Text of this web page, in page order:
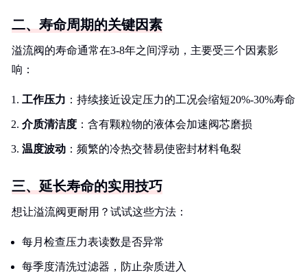
二、寿命周期的关键因素
溢流阀的寿命通常在3-8年之间浮动，主要受三个因素影
响：
工作压力 ：持续接近设定压力的工况会缩短20%-30%寿命
介质清洁度 ：含有颗粒物的液体会加速阀芯磨损
温度波动 ：频繁的冷热交替易使密封材料龟裂
三、延长寿命的实用技巧
想让溢流阀更耐用？试试这些方法：
每月检查压力表读数是否异常
每季度清洗过滤器，防止杂质进入